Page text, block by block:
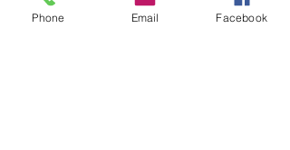
Partager cet événement
Phone Email Facebook